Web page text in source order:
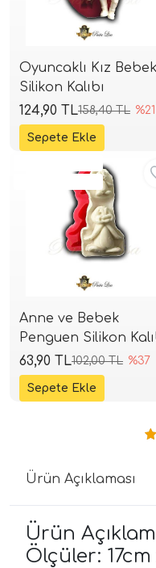
Oyuncaklı Kız Bebek
Silikon Kalıbı
158,40 TL %21
124,90 TL
Anne ve Bebek
Penguen Silikon
102,00 TL %37
63,90 TL
Ürün Açıklaması
Ürün
Ölçüler: